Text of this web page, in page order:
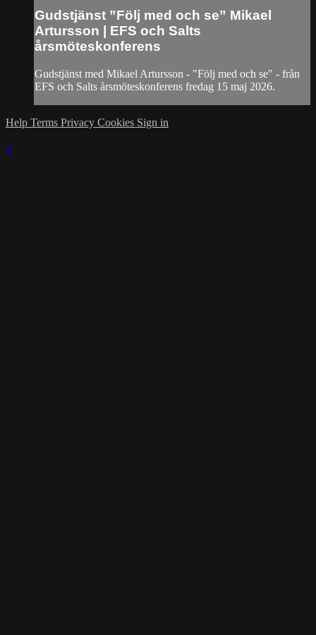
Gudstjänst ”Följ med och se” Mikael
Artursson | EFS och Salts
årsmöteskonferens
Gudstjänst med Mikael Artursson - ⁣⁣"Följ med och se" - från
EFS och Salts årsmöteskonferens fredag 15 maj 2026.
Help Terms Privacy Cookies Sign in
×